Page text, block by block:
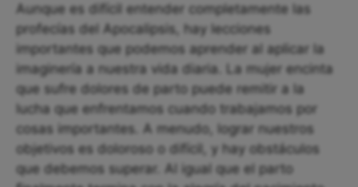
Aunque es difícil entender completamente las
profecías del Apocalipsis, hay lecciones
importantes que podemos aprender al aplicar la
imaginería a nuestra vida diaria. La mujer encinta
que sufre dolores de parto puede remitir a la
lucha que enfrentamos cuando trabajamos por
cosas importantes. A menudo, lograr nuestros
objetivos es doloroso o difícil, y hay obstáculos
que debemos superar. Al igual que el parto